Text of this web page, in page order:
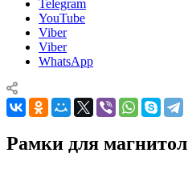
Telegram
YouTube
Viber
Viber
WhatsApp
Рамки для магнитол